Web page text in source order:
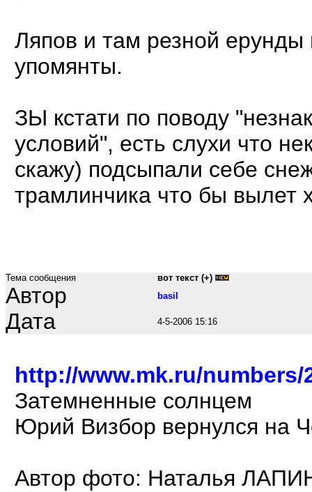
Ляпов и там резной
упомянты.
ЗЫ кстати по поводу
условий", есть слухи что
скажу) подсыпали себе
трамлинчика что бы вылет
Тема сообщения вот текст (+)
Автор basil
Дата 4-5-2006 15:16
http://www.mk.ru/numbers/
Затемненные солнцем
Юрий Визбор вернулся на
Автор фото: Наталья